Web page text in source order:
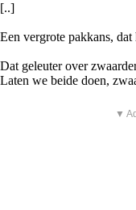
[..]
Een vergrote pakkans, dat
Dat geleuter over
Laten we beide doen,
▼